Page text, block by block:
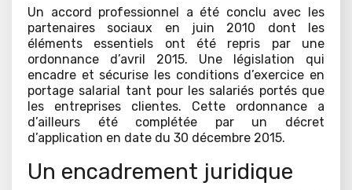
Un accord professionnel a été conclu avec les
partenaires sociaux en juin 2010 dont les
éléments essentiels ont été repris par une
ordonnance d’avril 2015. Une législation qui
encadre et sécurise les conditions d’exercice en
portage salarial tant pour les salariés portés que
les entreprises clientes. Cette ordonnance a
d’ailleurs été complétée par un décret
d’application en date du 30 décembre 2015.
Un encadrement juridique